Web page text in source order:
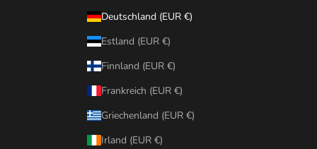
Deutschland (EUR €)
Estland (EUR €)
Finnland (EUR €)
Frankreich (EUR €)
Griechenland (EUR €)
Irland (EUR €)